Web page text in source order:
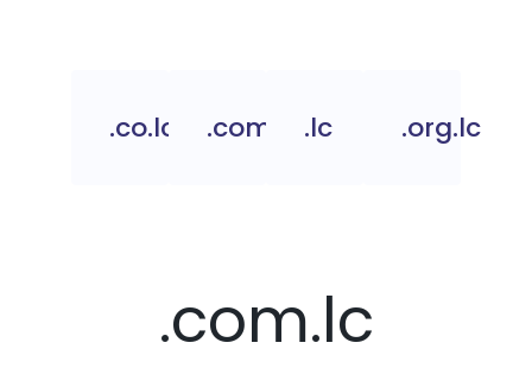
.co.lc .com.lc .lc .org.lc
.com.lc